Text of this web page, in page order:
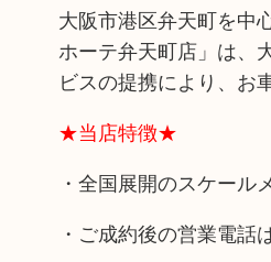
大阪市港区弁天町を中
ホーテ弁天町店」は、
ビスの提携により、お
★当店特徴★
・全国展開のスケール
・ご成約後の営業電話